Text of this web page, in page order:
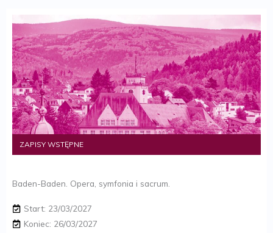
ZAPISY WSTĘPNE
Baden-Baden. Opera, symfonia i sacrum.
Start: 23/03/2027
Koniec: 26/03/2027